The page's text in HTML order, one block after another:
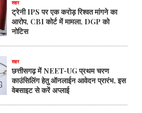
शहर
ट्रेनी IPS पर एक करोड़ रिश्वत मांगने का
आरोप, CBI कोर्ट में मामला, DGP को
नोटिस
शहर
छत्तीसगढ़ में NEET-UG प्रथम चरण
काउंसिलिंग हेतु ऑनलाईन आवेदन प्रारंभ, इस
वेबसाइट से करें अप्लाई